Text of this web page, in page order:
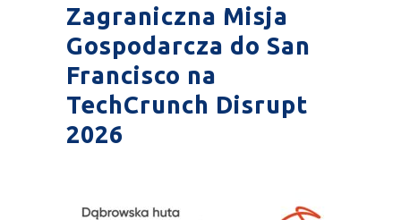
Zagraniczna Misja
Gospodarcza do San
Francisco na
TechCrunch Disrupt
2026